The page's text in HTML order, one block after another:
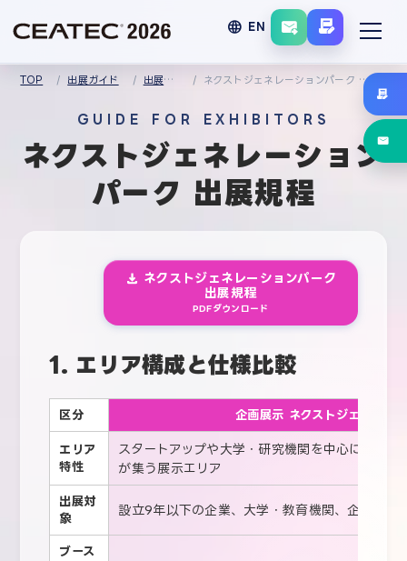
language EN
TOP 出展ガイド 出展規程 ネクストジェネレーションパーク 出展規程
GUIDE FOR EXHIBITORS
ネクストジェネレーション
パーク 出展規程
ネクストジェネレーションパーク
出展規程
PDFダウンロード
1. エリア構成と仕様比較
区分 企画展示 ネクストジェネレー
エリア
特性
スタートアップや大学・研究機関を中心に、次世
が集う展示エリア
出展対
象
設立9年以下の企業、大学・教育機関、企業/団
ブース